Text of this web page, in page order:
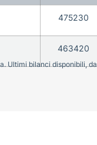
475230
463420
Ultimi bilanci disponibili,